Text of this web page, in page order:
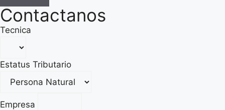
Contactanos
Tecnica
Estatus Tributario
Empresa